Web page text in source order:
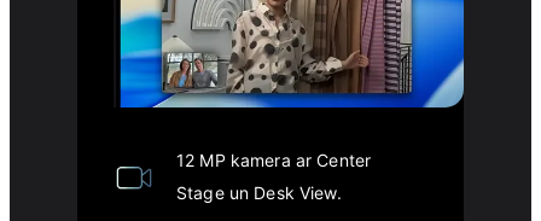
12 MP kamera ar Center
Stage un Desk View.